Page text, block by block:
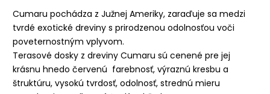
Cumaru pochádza z Južnej Ameriky, zaraďuje sa medzi
tvrdé exotické dreviny s prirodzenou odolnosťou voči
poveternostným vplyvom.
Terasové dosky z dreviny Cumaru sú cenené pre jej
krásnu hnedo červenú farebnosť, výraznú kresbu a
štruktúru, vysokú tvrdosť, odolnosť, strednú mieru